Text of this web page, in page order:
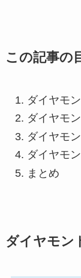
この記事の
ダイヤモ
ダイヤモ
ダイヤモ
ダイヤモ
まとめ
ダイヤモン